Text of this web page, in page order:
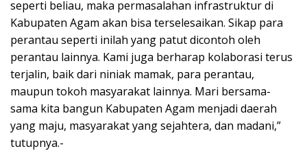
seperti beliau, maka permasalahan infrastruktur di
Kabupaten Agam akan bisa terselesaikan. Sikap para
perantau seperti inilah yang patut dicontoh oleh
perantau lainnya. Kami juga berharap kolaborasi terus
terjalin, baik dari niniak mamak, para perantau,
maupun tokoh masyarakat lainnya. Mari bersama-
sama kita bangun Kabupaten Agam menjadi daerah
yang maju, masyarakat yang sejahtera, dan madani,”
tutupnya.-